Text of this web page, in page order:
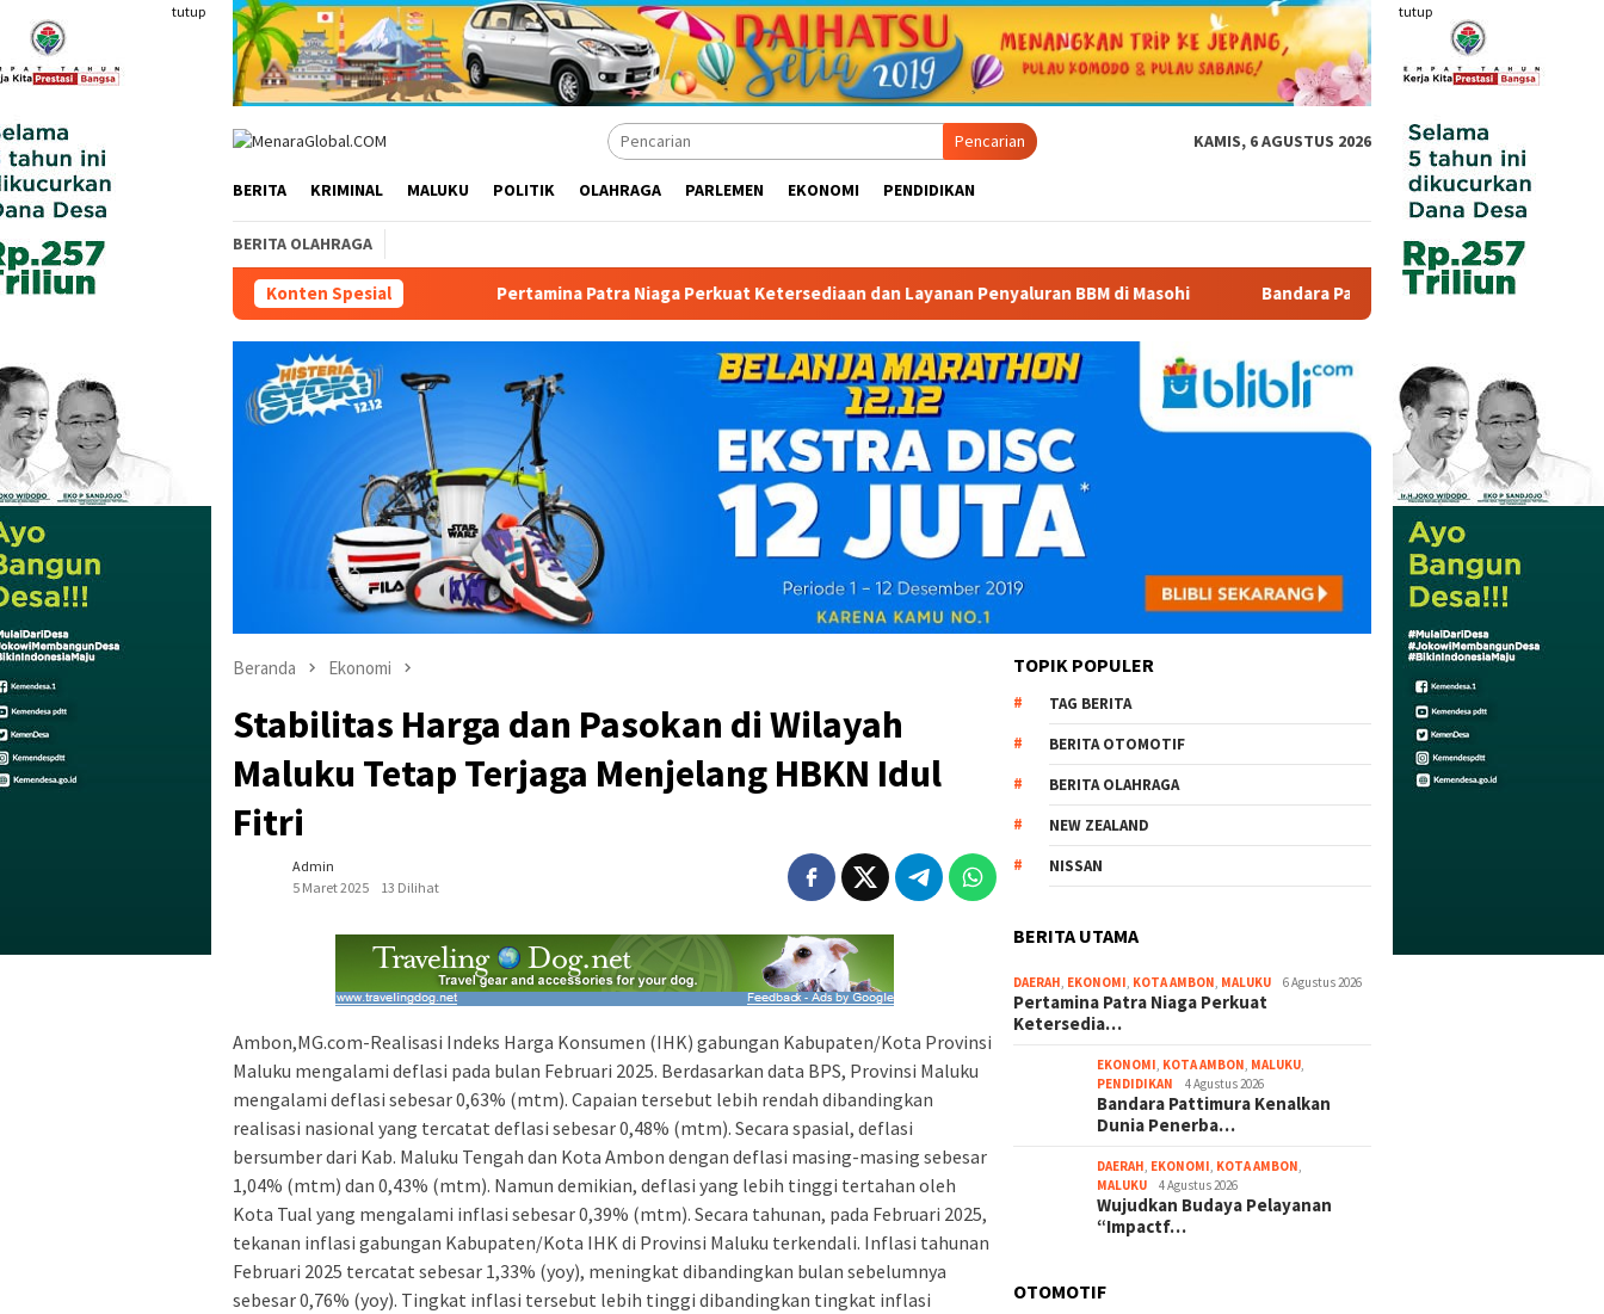
konten
tutup tutup
Pencarian KAMIS, 6 AGUSTUS 2026
BERITA KRIMINAL MALUKU POLITIK OLAHRAGA PARLEMEN EKONOMI PENDIDIKAN
BERITA OLAHRAGA
Konten SpesialPertamina Patra Niaga Perkuat Ketersediaan dan Layanan Penyaluran BBM di Masohi Bandara Pattimura Kenalkan Dunia Penerbangan kepada
Beranda Ekonomi
Stabilitas Harga dan Pasokan di Wilayah
Maluku Tetap Terjaga Menjelang HBKN Idul
Fitri
Admin
5 Maret 2025
13 Dilihat
Ambon,MG.com-Realisasi Indeks Harga Konsumen (IHK) gabungan Kabupaten/Kota Provinsi
Maluku mengalami deflasi pada bulan Februari 2025. Berdasarkan data BPS, Provinsi Maluku
mengalami deflasi sebesar 0,63% (mtm). Capaian tersebut lebih rendah dibandingkan
realisasi nasional yang tercatat deflasi sebesar 0,48% (mtm). Secara spasial, deflasi
bersumber dari Kab. Maluku Tengah dan Kota Ambon dengan deflasi masing-masing sebesar
1,04% (mtm) dan 0,43% (mtm). Namun demikian, deflasi yang lebih tinggi tertahan oleh
Kota Tual yang mengalami inflasi sebesar 0,39% (mtm). Secara tahunan, pada Februari 2025,
tekanan inflasi gabungan Kabupaten/Kota IHK di Provinsi Maluku terkendali. Inflasi tahunan
Februari 2025 tercatat sebesar 1,33% (yoy), meningkat dibandingkan bulan sebelumnya
sebesar 0,76% (yoy). Tingkat inflasi tersebut lebih tinggi dibandingkan tingkat inflasi
TOPIK POPULER
TAG BERITA
BERITA OTOMOTIF
BERITA OLAHRAGA
NEW ZEALAND
NISSAN
BERITA UTAMA
DAERAH, EKONOMI, KOTA AMBON, MALUKU 6 Agustus 2026
Pertamina Patra Niaga Perkuat
Ketersedia…
EKONOMI, KOTA AMBON, MALUKU,
PENDIDIKAN
4 Agustus 2026
Bandara Pattimura Kenalkan
Dunia Penerba…
DAERAH, EKONOMI, KOTA AMBON,
MALUKU
4 Agustus 2026
Wujudkan Budaya Pelayanan
“Impactf…
OTOMOTIF